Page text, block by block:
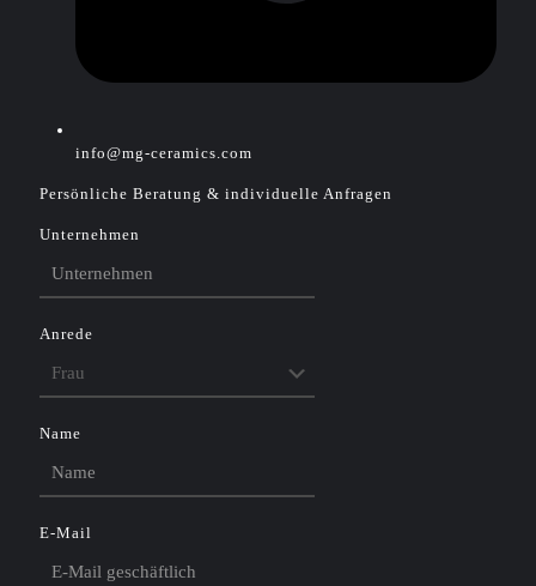
info@mg-ceramics.com
Persönliche Beratung & individuelle Anfragen
Unternehmen
Anrede
Name
E-Mail